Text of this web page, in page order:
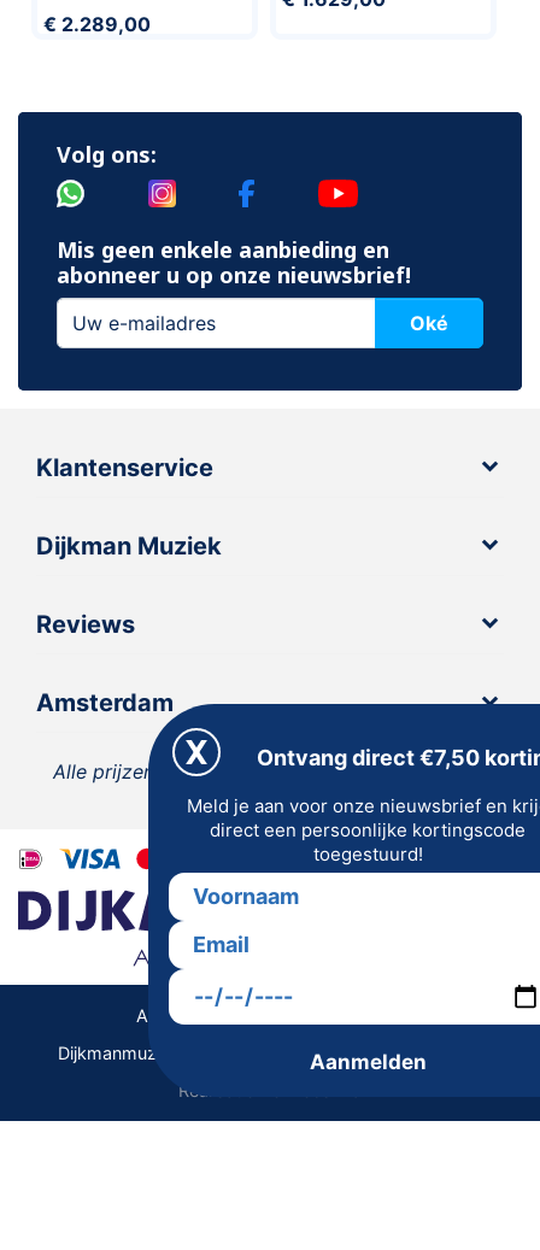
€ 2.289,00
Volg ons:
Mis geen enkele aanbieding en
abonneer u op onze nieuwsbrief!
Oké
Klantenservice
Dijkman Muziek
Reviews
Amsterdam
Alle prijzen zijn inclusief 21% BTW, tenzij anders
vermeld.
Dijkmanmuziek 2026 © | Alle rechten voorbehouden
Realisatie De Websmid
Algemene Voorwaarden | Privacy
Ontvang direct €7,50
Meld je aan voor onze nieuwsbrief en
direct een persoonlijke kortingscode
toegestuurd!
Aanmelden